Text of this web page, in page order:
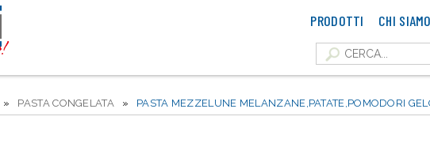
PRODOTTI CHI SIAMO
» PASTA CONGELATA» PASTA MEZZELUNE MELANZANE,PATATE,POMODORI